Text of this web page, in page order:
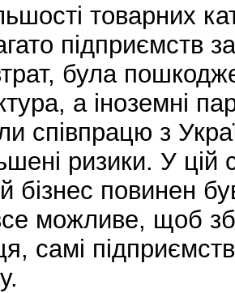
товарних
підприємств
була
а іноземні
співпрацю з
ризики. У цій
бізнес повинен
можливе, щоб
самі